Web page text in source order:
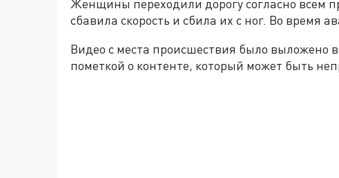
Женщины переходили дорогу согласно всем
сбавила скорость и сбила их с ног. Во время
Видео с места происшествия было выложено
пометкой о контенте, который может быть